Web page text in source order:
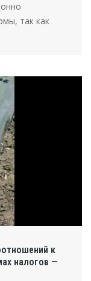
так как
к
налогов —